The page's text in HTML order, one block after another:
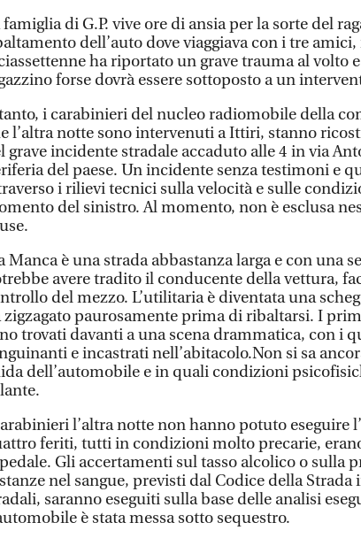
famiglia di G.P. vive ore di ansia per la sorte del
dell’auto dove viaggiava con i tre
ha riportato un grave trauma al volto
forse dovrà essere sottoposto a un
i carabinieri del nucleo radiomobile della
l’altra notte sono intervenuti a Ittiri, stanno
grave incidente stradale accaduto alle 4 in via
del paese. Un incidente senza testimoni e
i rilievi tecnici sulla velocità e sulle
del sinistro. Al momento, non è esclusa
Manca è una strada abbastanza larga e con una
avere tradito il conducente della vettura,
del mezzo. L’utilitaria è diventata una
zigzagato paurosamente prima di ribaltarsi. I
trovati davanti a una scena drammatica, con i
e incastrati nell’abitacolo.Non si sa
dell’automobile e in quali condizioni
l’altra notte non hanno potuto eseguire
feriti, tutti in condizioni molto precarie,
Gli accertamenti sul tasso alcolico o sulla
nel sangue, previsti dal Codice della
saranno eseguiti sulla base delle analisi
è stata messa sotto sequestro.